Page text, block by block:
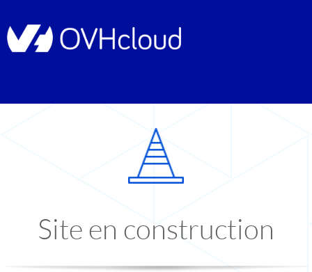
Site en construction